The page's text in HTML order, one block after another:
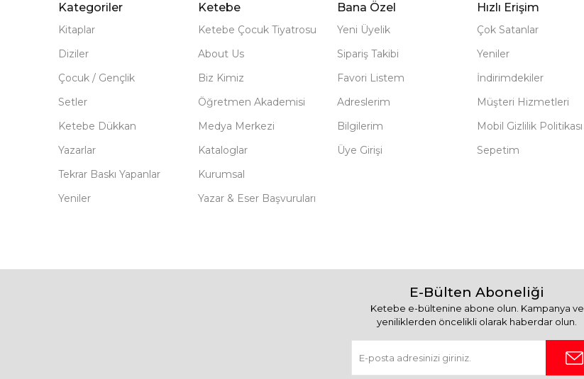
Kategoriler
Kitaplar
Diziler
Çocuk / Gençlik
Setler
Ketebe Dükkan
Yazarlar
Tekrar Baskı Yapanlar
Yeniler
Ketebe
Ketebe Çocuk Tiyatrosu
About Us
Biz Kimiz
Öğretmen Akademisi
Medya Merkezi
Kataloglar
Kurumsal
Yazar & Eser Başvuruları
Bana Özel
Yeni Üyelik
Sipariş Takibi
Favori Listem
Adreslerim
Bilgilerim
Üye Girişi
Hızlı Erişim
Çok Satanlar
Yeniler
İndirimdekiler
Müşteri Hizmetleri
Mobil Gizlilik Politikası
Sepetim
E-Bülten Aboneliği
Ketebe e-bültenine abone olun. Kampanya ve
yeniliklerden öncelikli olarak haberdar olun.